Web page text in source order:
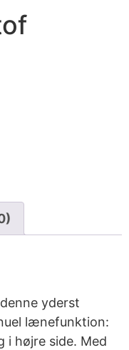
yderst
lænefunktion:
i højre side. Med